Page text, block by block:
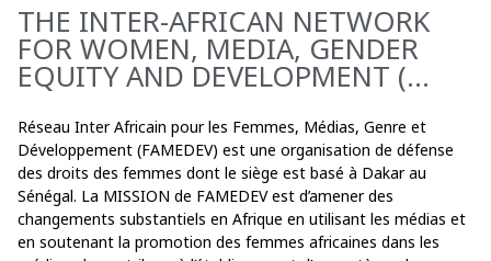
THE INTER-AFRICAN NETWORK
FOR WOMEN, MEDIA, GENDER
EQUITY AND DEVELOPMENT (...
Réseau Inter Africain pour les Femmes, Médias, Genre et
Développement (FAMEDEV) est une organisation de défense
des droits des femmes dont le siège est basé à Dakar au
Sénégal. La MISSION de FAMEDEV est d’amener des
changements substantiels en Afrique en utilisant les médias et
en soutenant la promotion des femmes africaines dans les